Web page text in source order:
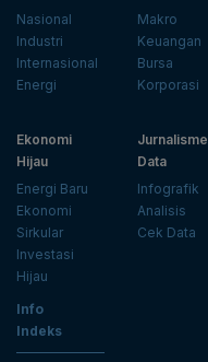
Nasional
Industri
Internasional
Energi
Makro
Keuangan
Bursa
Korporasi
Ekonomi
Hijau
Energi Baru
Ekonomi
Sirkular
Investasi
Hijau
Jurnalisme
Data
Infografik
Analisis
Cek Data
Info
Indeks